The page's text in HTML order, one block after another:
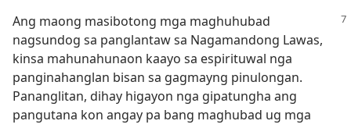
Ang maong masibotong mga maghuhubad
nagsundog sa panglantaw sa Nagamandong Lawas,
kinsa mahunahunaon kaayo sa espirituwal nga
panginahanglan bisan sa gagmayng pinulongan.
Pananglitan, dihay higayon nga gipatungha ang
pangutana kon angay pa bang maghubad ug mga